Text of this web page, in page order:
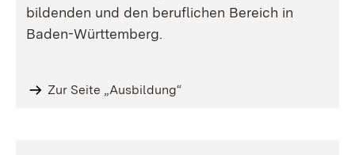
bildenden und den beruflichen Bereich in
Baden-Württemberg.
Zur Seite „Ausbildung“